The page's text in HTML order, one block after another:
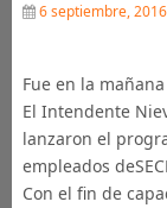
6 septiembre, 2016
Fue en la
El Intendente
lanzaron el
empleados
Con el fin de